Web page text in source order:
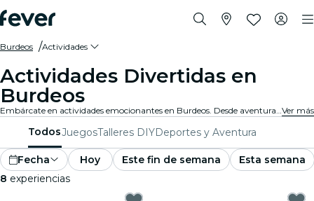
Burdeos Actividades
Actividades Divertidas en
Burdeos
Embárcate en actividades emocionantes en Burdeos. Desde aventuras al aire libre hasta experiencias culturales, descubre las mejores maneras de aprovechar tu tiempo.Ver más
TodosJuegosTalleres DIYDeportes y Aventura
Fecha Hoy Este fin de semana
Esta semana
8 experiencias